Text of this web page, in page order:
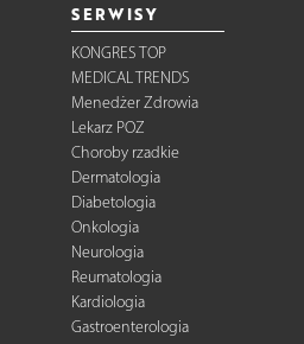
SERWISY
KONGRES TOP
MEDICAL TRENDS
Menedżer Zdrowia
Lekarz POZ
Choroby rzadkie
Dermatologia
Diabetologia
Onkologia
Neurologia
Reumatologia
Kardiologia
Gastroenterologia